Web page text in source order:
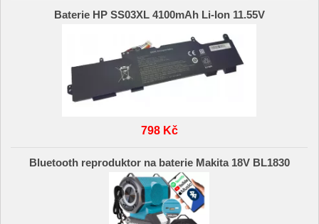
Baterie HP SS03XL 4100mAh Li-Ion 11.55V
798 Kč
Bluetooth reproduktor na baterie Makita 18V BL1830